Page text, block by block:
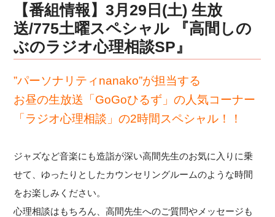
【番組情報】3月29日(土) 生放
送/775土曜スペシャル 『高間しの
ぶのラジオ心理相談SP』
”パーソナリティnanako”が担当する
お昼の生放送「GoGoひるず」の人気コーナー
「ラジオ心理相談」の2時間スペシャル！！
ジャズなど音楽にも造詣が深い高間先生のお気に入りに乗
せて、ゆったりとしたカウンセリングルームのような時間
をお楽しみください。
心理相談はもちろん、高間先生へのご質問やメッセージも